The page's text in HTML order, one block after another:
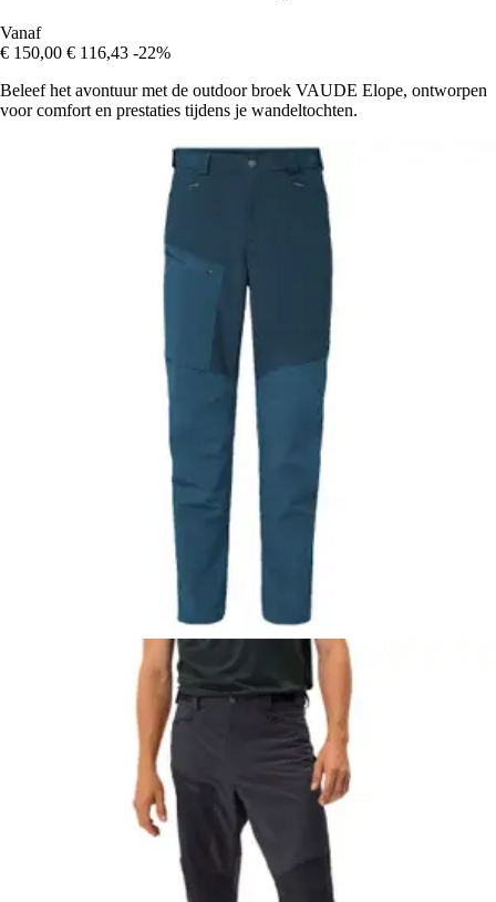
Vanaf
€ 150,00 € 116,43 -22%
Beleef het avontuur met de outdoor broek VAUDE Elope, ontworpen
voor comfort en prestaties tijdens je wandeltochten.